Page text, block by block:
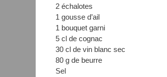
2 échalotes
1 gousse d’ail
1 bouquet garni
5 cl de cognac
30 cl de vin blanc sec
80 g de beurre
Sel